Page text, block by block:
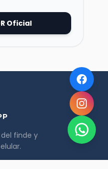
Oficial
finde y